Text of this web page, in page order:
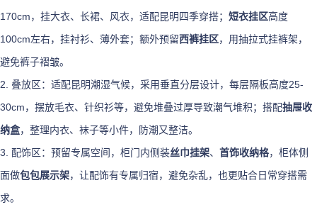
170cm，挂大衣、长裙、风衣，适配昆明四季穿搭； 短衣挂区高度
100cm左右，挂衬衫、薄外套；额外预留西裤挂区，用抽拉式挂裤架，
避免裤子褶皱。
2. 叠放区：适配昆明潮湿气候，采用垂直分层设计，每层隔板高度25-
30cm，摆放毛衣、针织衫等，避免堆叠过厚导致潮气堆积；搭配抽屉收
纳盒，整理内衣、袜子等小件，防潮又整洁。
3. 配饰区：预留专属空间，柜门内侧装丝巾挂架、 首饰收纳格，柜体侧
面做包包展示架，让配饰有专属归宿，避免杂乱，也更贴合日常穿搭需
求。